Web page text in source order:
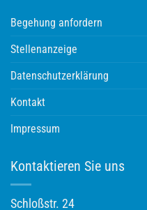
Begehung anfordern
Stellenanzeige
Datenschutzerklärung
Kontakt
Impressum
Kontaktieren Sie uns
Schloßstr. 24